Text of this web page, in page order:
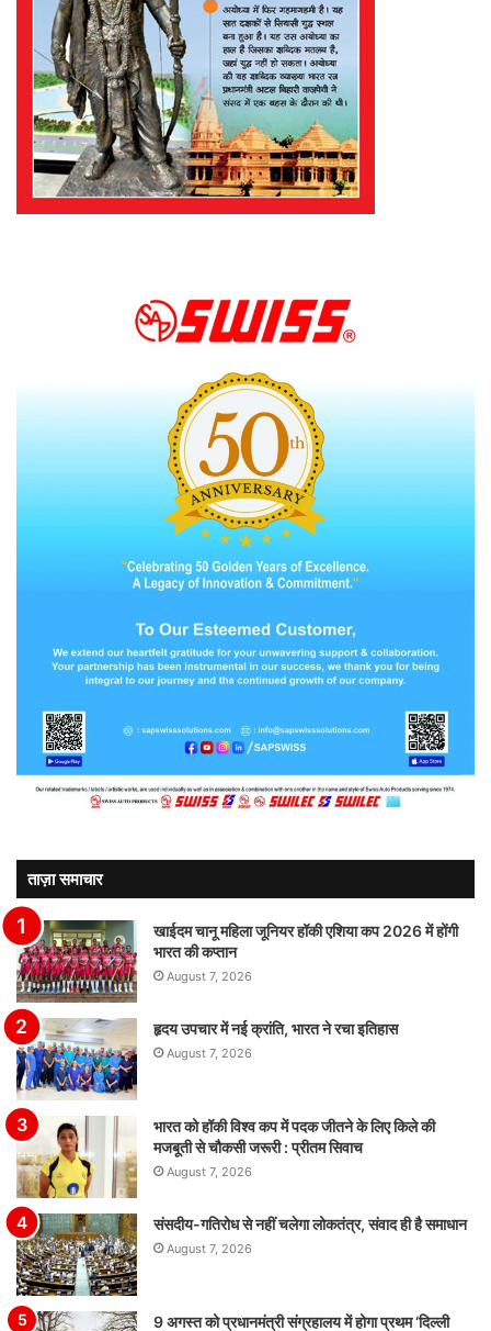
ताज़ा समाचार
खाईदम चानू महिला जूनियर हॉकी एशिया कप 2026 में होंगी
भारत की कप्तान
August 7, 2026
हृदय उपचार में नई क्रांति, भारत ने रचा इतिहास
August 7, 2026
भारत को हॉकी विश्व कप में पदक जीतने के लिए किले की
मजबूती से चौकसी जरूरी : प्रीतम सिवाच
August 7, 2026
संसदीय-गतिरोध से नहीं चलेगा लोकतंत्र, संवाद ही है समाधान
August 7, 2026
9 अगस्त को प्रधानमंत्री संग्रहालय में होगा प्रथम ‘दिल्ली